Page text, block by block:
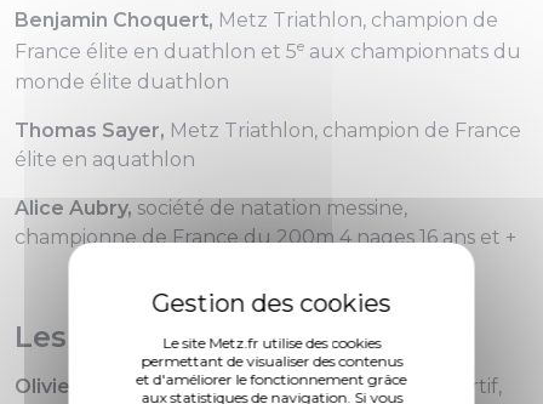
Le site Metz.fr utilise des cookies
permettant de visualiser des contenus
et d'améliorer le fonctionnement grâce
aux statistiques de navigation. Si vous
Benjamin Choquert, Metz Triathlon, champion de
France élite en duathlon et 5e aux championnats du
monde élite duathlon
Thomas Sayer, Metz Triathlon, champion de France
élite en aquathlon
Alice Aubry, société de natation messine,
championne de France du 200m 4 nages 16 ans et +
Les acteurs du sport messin
Olivier Krumbholz,personnalité du monde sportif,